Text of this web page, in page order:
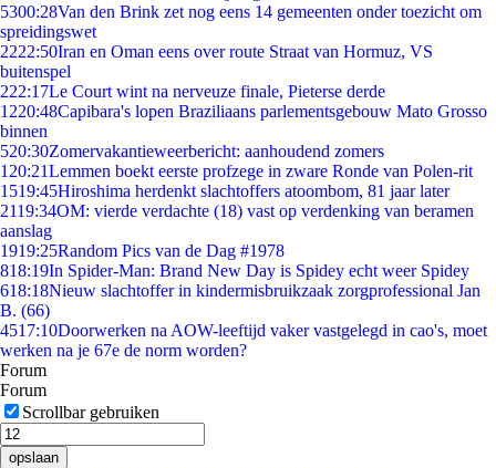
5300:28Van den Brink zet nog eens 14 gemeenten onder toezicht om
spreidingswet
2222:50Iran en Oman eens over route Straat van Hormuz, VS
buitenspel
222:17Le Court wint na nerveuze finale, Pieterse derde
1220:48Capibara's lopen Braziliaans parlementsgebouw Mato Grosso
binnen
520:30Zomervakantieweerbericht: aanhoudend zomers
1 20:21Lemmen boekt eerste profzege in zware Ronde van Polen-rit
1519:45Hiroshima herdenkt slachtoffers atoombom, 81 jaar later
2119:34OM: vierde verdachte (18) vast op verdenking van beramen
aanslag
1919:25Random Pics van de Dag #1978
818:19In Spider-Man: Brand New Day is Spidey echt weer Spidey
618:18Nieuw slachtoffer in kindermisbruikzaak zorgprofessional Jan
B. (66)
4517:10Doorwerken na AOW-leeftijd vaker vastgelegd in cao's, moet
werken na je 67e de norm worden?
Forum
Forum
Scrollbar gebruiken
opslaan